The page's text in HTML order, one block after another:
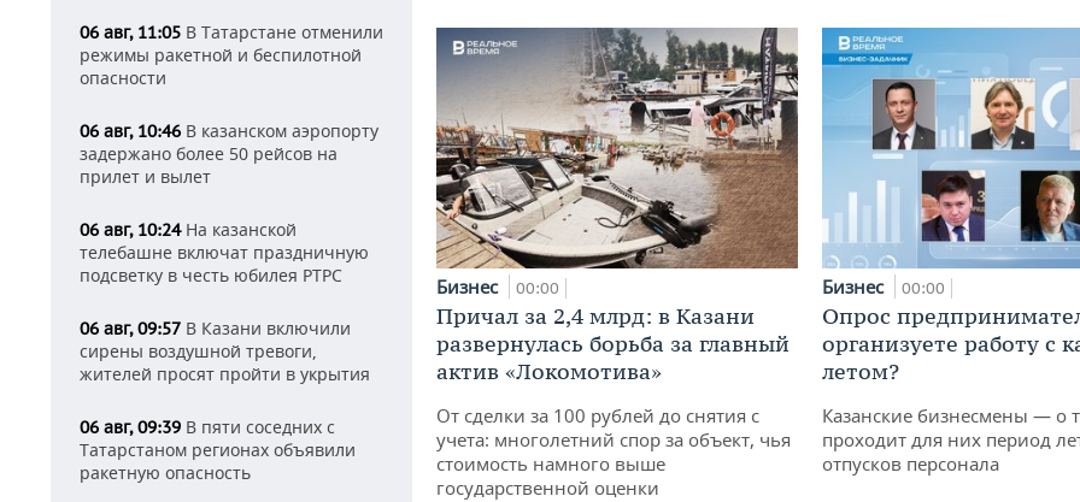
06 авг, 11:05 В Татарстане отменили
режимы ракетной и беспилотной
опасности
06 авг, 10:46 В казанском аэропорту
задержано более 50 рейсов на
прилет и вылет
06 авг, 10:24На казанской
телебашне включат праздничную
подсветку в честь юбилея РТРС
06 авг, 09:57 В Казани включили
сирены воздушной тревоги,
жителей просят пройти в укрытия
06 авг, 09:39 В пяти соседних с
Татарстаном регионах объявили
ракетную опасность
Бизнес 00:00
Причал за 2,4 млрд: в Казани
развернулась борьба за главный
актив «Локомотива»
От сделки за 100 рублей до снятия с
учета: многолетний спор за объект, чья
стоимость намного выше
государственной оценки
Бизнес 00:00
Опрос
организуете работу с
летом?
Казанские бизнесмены — о
проходит для них период
отпусков персонала